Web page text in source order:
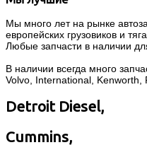
Мы много лет на рынке
европейских грузовиков и
Любые запчасти в наличии
В наличии всегда много
Volvo, International, Kenworth,
Detroit Diesel,
Cummins,